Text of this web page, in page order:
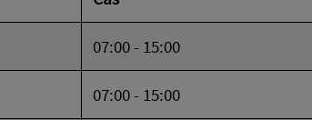
07:00 - 15:00
07:00 - 15:00